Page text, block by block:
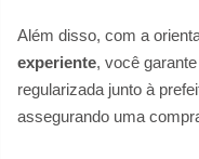
Além disso, com a
experiente, você
regularizada junto à
assegurando uma